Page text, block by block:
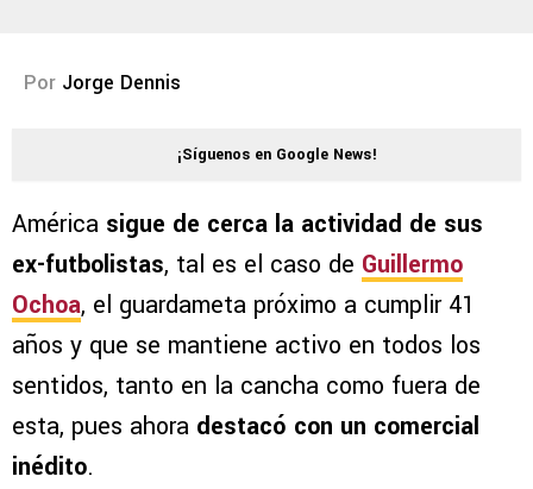
Por Jorge Dennis
¡Síguenos en Google News!
América sigue de cerca la actividad de sus
ex-futbolistas, tal es el caso de Guillermo
Ochoa, el guardameta próximo a cumplir 41
años y que se mantiene activo en todos los
sentidos, tanto en la cancha como fuera de
esta, pues ahora destacó con un comercial
inédito.